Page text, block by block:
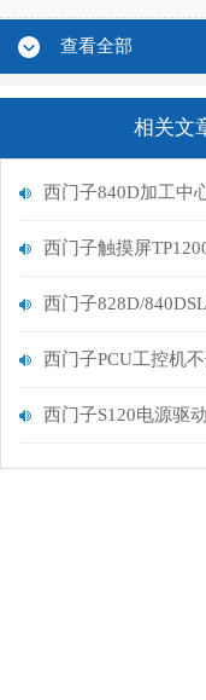
查看全部
相关文
西门子PCU工控机